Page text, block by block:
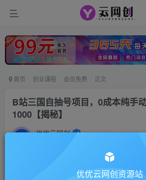
首页 创业课程 会员免费 正文
B站三国自抽号项目，0成本纯手
1000【揭秘】
优优云网创
优优云网创资源站